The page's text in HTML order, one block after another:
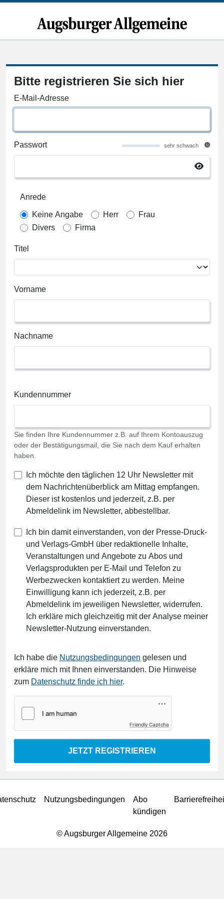
Bitte registrieren Sie sich hier
E-Mail-Adresse
Passwort sehr schwach
Anrede
Keine Angabe Herr
Frau
Divers
Firma
Titel
Vorname
Nachname
Kundennummer
Sie finden Ihre Kundennummer z.B. auf Ihrem Kontoauszug
oder der Bestätigungsmail, die Sie nach dem Kauf erhalten
haben.
Ich möchte den täglichen 12 Uhr Newsletter mit
dem Nachrichtenüberblick am Mittag empfangen.
Dieser ist kostenlos und jederzeit, z.B. per
Abmeldelink im Newsletter, abbestellbar.
Ich bin damit einverstanden, von der Presse-Druck-
und Verlags-GmbH über redaktionelle Inhalte,
Veranstaltungen und Angebote zu Abos und
Verlagsprodukten per E-Mail und Telefon zu
Werbezwecken kontaktiert zu werden. Meine
Einwilligung kann ich jederzeit, z.B. per
Abmeldelink im jeweiligen Newsletter, widerrufen.
Ich erkläre mich gleichzeitig mit der Analyse meiner
Newsletter-Nutzung einverstanden.
Ich habe die Nutzungsbedingungen gelesen und
erkläre mich mit Ihnen einverstanden. Die Hinweise
zum Datenschutz finde ich hier.
Friendly Captcha
JETZT REGISTRIEREN
Nutzungsbedingungen
Abo
kündigen
© Augsburger Allgemeine 2026